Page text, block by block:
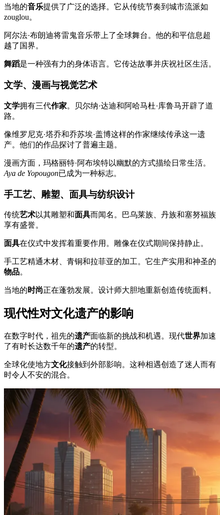
当地的音乐提供了广泛的选择。它从传统节奏到城市流派如
zouglou。
阿尔法·布朗迪将雷鬼音乐带上了全球舞台。他的和平信息超
越了国界。
舞蹈是一种强有力的身体语言。它传达故事并庆祝社区生活。
文学、漫画与视觉艺术
文学拥有三代作家。贝尔纳·达迪和阿哈马杜·库鲁马开辟了道
路。
像维罗尼克·塔乔和乔苏埃·盖博这样的作家继续传承这一遗
产。他们的作品探讨了普遍主题。
漫画方面，玛格丽特·阿布埃特以幽默的方式描绘日常生活。
Aya de Yopougon已成为一种标志。
手工艺、雕塑、面具与纺织设计
传统艺术以其雕塑和面具而闻名。巴乌莱族、丹族和塞努福族
享有盛誉。
面具在仪式中发挥着重要作用。雕像在仪式期间保持静止。
手工艺精通木材、青铜和拉菲亚的加工。它生产实用和神圣的
物品。
当地的 时尚正在蓬勃发展。设计师大胆地重新创造传统面料。
现代性对文化遗产的影响
在数字时代，祖先的遗产面临新的挑战和机遇。现代世界加速
了有时长达数千年的遗产的转型。
全球化使地方文化接触到外部影响。这种相遇创造了迷人而有
时令人不安的混合。